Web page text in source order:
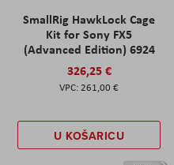
SmallRig HawkLock Cage
Kit for Sony FX5
(Advanced Edition) 6924
326,25 €
261,00 €
U KOŠARICU